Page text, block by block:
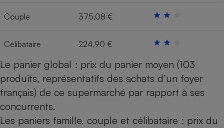
Couple 375,08 €
Célibataire 224,90 €
Le panier global : prix du panier moyen (103
produits, représentatifs des achats d’un foyer
français) de ce supermarché par rapport à ses
concurrents.
Les paniers famille, couple et célibataire : prix du